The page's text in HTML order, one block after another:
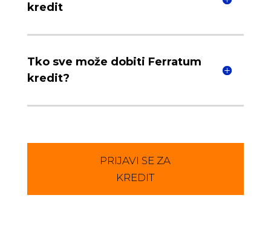
kredit
Tko sve može dobiti Ferratum
kredit?
PRIJAVI SE ZA
KREDIT